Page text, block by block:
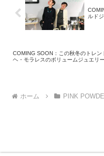
ルド
COMING SOON：この秋冬のトレン
ヘ・モラレスのボリュームジュエリー
ホーム PINK